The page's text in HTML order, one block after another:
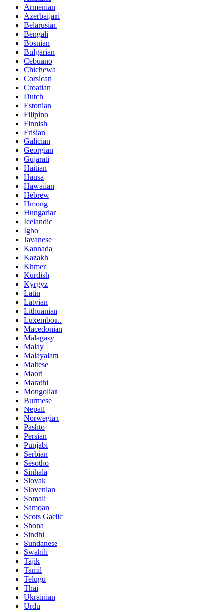
Armenian
Azerbaijani
Belarusian
Bengali
Bosnian
Bulgarian
Cebuano
Chichewa
Corsican
Croatian
Dutch
Estonian
Filipino
Finnish
Frisian
Galician
Georgian
Gujarati
Haitian
Hausa
Hawaiian
Hebrew
Hmong
Hungarian
Icelandic
Igbo
Javanese
Kannada
Kazakh
Khmer
Kurdish
Kyrgyz
Latin
Latvian
Lithuanian
Luxembou..
Macedonian
Malagasy
Malay
Malayalam
Maltese
Maori
Marathi
Mongolian
Burmese
Nepali
Norwegian
Pashto
Persian
Punjabi
Serbian
Sesotho
Sinhala
Slovak
Slovenian
Somali
Samoan
Scots Gaelic
Shona
Sindhi
Sundanese
Swahili
Tajik
Tamil
Telugu
Thai
Ukrainian
Urdu